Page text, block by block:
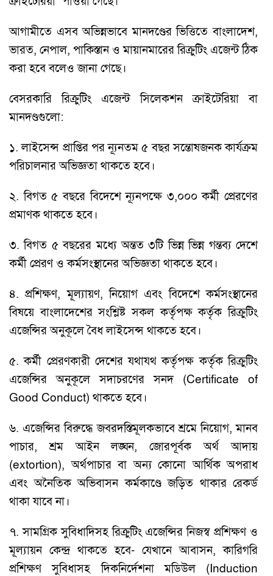
আগামীতে এসব অভিন্নভাবে মানদণ্ডের ভিত্তিতে বাংলাদেশ,
ভারত, নেপাল, পাকিস্তান ও মায়ানমারের রিক্রুটিং এজেন্ট ঠিক
করা হবে বলেও জানা গেছে।
বেসরকারি রিক্রুটিং এজেন্ট সিলেকশন ক্রাইটেরিয়া বা
মানদণ্ডগুলো:
১. লাইসেন্স প্রাপ্তির পর ন্যূনতম ৫ বছর সন্তোষজনক কার্যক্রম
পরিচালনার অভিজ্ঞতা থাকতে হবে।
২. বিগত ৫ বছরে বিদেশে ন্যূনপক্ষে ৩,০০০ কর্মী প্রেরণের
প্রমাণক থাকতে হবে।
৩. বিগত ৫ বছরের মধ্যে অন্তত ৩টি ভিন্ন ভিন্ন গন্তব্য দেশে
কর্মী প্রেরণ ও কর্মসংস্থানের অভিজ্ঞতা থাকতে হবে।
৪. প্রশিক্ষণ, মূল্যায়ণ, নিয়োগ এবং বিদেশে কর্মসংস্থানের
বিষয়ে বাংলাদেশের সংশ্লিষ্ট সকল কর্তৃপক্ষ কর্তৃক রিক্রুটিং
এজেন্সির অনুকূলে বৈধ লাইসেন্স থাকতে হবে।
৫. কর্মী প্রেরণকারী দেশের যথাযথ কর্তৃপক্ষ কর্তৃক রিক্রুটিং
এজেন্সির অনুকূলে সদাচরণের সনদ (Certificate of
Good Conduct) থাকতে হবে।
৬. এজেন্সির বিরুদ্ধে জবরদস্তিমূলকভাবে শ্রমে নিয়োগ, মানব
পাচার, শ্রম আইন লঙ্ঘন, জোরপূর্বক অর্থ আদায়
(extortion), অর্থপাচার বা অন্য কোনো আর্থিক অপরাধ
এবং অনৈতিক অভিবাসন কর্মকাণ্ডে জড়িত থাকার রেকর্ড
থাকা যাবে না।
৭. সামগ্রিক সুবিধাদিসহ রিক্রুটিং এজেন্সির নিজস্ব প্রশিক্ষণ ও
মূল্যায়ন কেন্দ্র থাকতে হবে- যেখানে আবাসন, কারিগরি
প্রশিক্ষণ সুবিধাসহ দিকনির্দেশনা মডিউল (Induction